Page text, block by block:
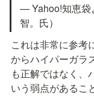
— Yahoo!知恵袋
智。氏）
これは非常に参考
からハイパーガラ
も正解ではなく、
いう弱点があるこ